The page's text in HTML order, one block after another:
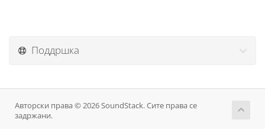
Поддршка
Авторски права © 2026 SoundStack. Сите права се
задржани.